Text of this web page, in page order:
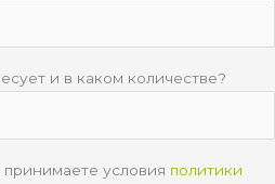
и в каком количестве?
условия политики